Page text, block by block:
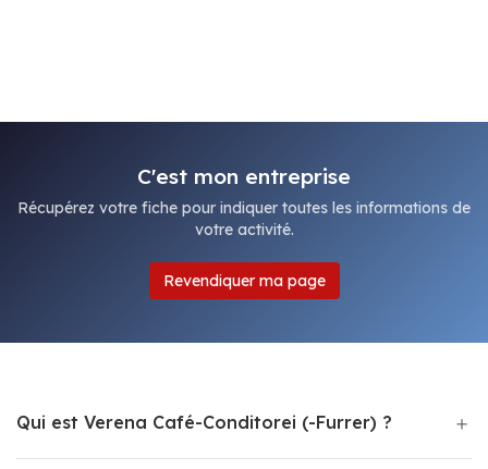
C'est mon entreprise
Récupérez votre fiche pour indiquer toutes les informations de
votre activité.
Revendiquer ma page
Qui est Verena Café-Conditorei (-Furrer) ?